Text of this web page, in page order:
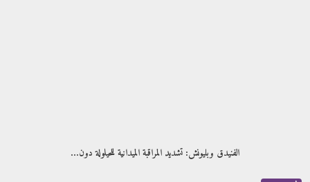
الفنيدق وبليونش: تشديد المراقبة الميدانية للحيلولة دون…